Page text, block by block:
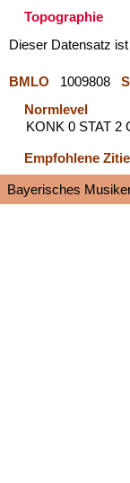
Topographie
Dieser Datensatz
BMLO 1009808
Normlevel
KONK 0 STAT 2
Empfohlene
Bayerisches